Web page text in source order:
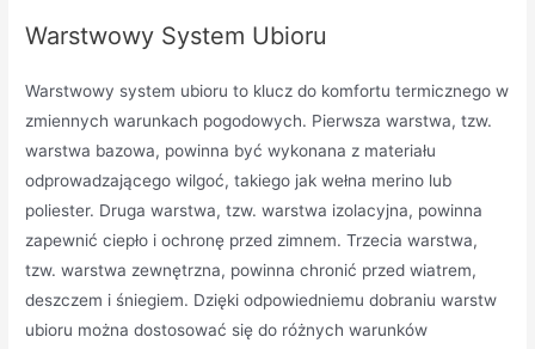
Warstwowy System Ubioru
Warstwowy system ubioru to klucz do komfortu termicznego w
zmiennych warunkach pogodowych. Pierwsza warstwa, tzw.
warstwa bazowa, powinna być wykonana z materiału
odprowadzającego wilgoć, takiego jak wełna merino lub
poliester. Druga warstwa, tzw. warstwa izolacyjna, powinna
zapewnić ciepło i ochronę przed zimnem. Trzecia warstwa,
tzw. warstwa zewnętrzna, powinna chronić przed wiatrem,
deszczem i śniegiem. Dzięki odpowiedniemu dobraniu warstw
ubioru można dostosować się do różnych warunków